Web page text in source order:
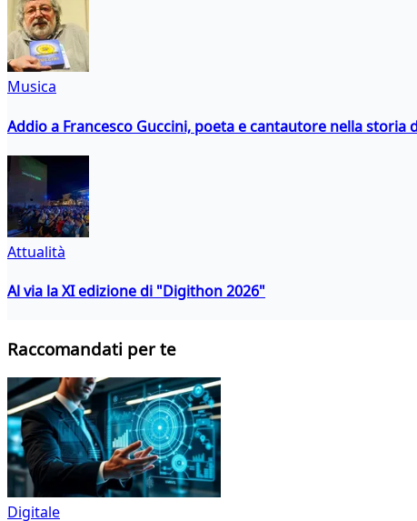
Musica
Addio a Francesco Guccini, poeta e cantautore nella storia
Attualità
Al via la XI edizione di "Digithon 2026"
Raccomandati per te
Digitale